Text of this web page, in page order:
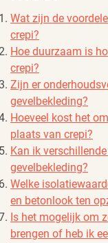
Wat zijn de
crepi?
Hoe duurzaam is
crepi?
Zijn er
gevelbekleding?
Hoeveel kost het
plaats van crepi?
Kan ik
gevelbekleding?
Welke
en betonlook ten
Is het mogelijk om
brengen of heb ik